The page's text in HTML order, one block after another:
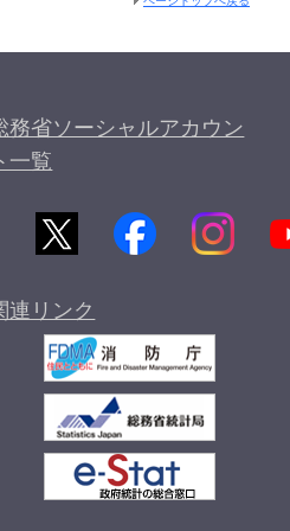
務省ソーシャルアカウン
一覧
連リンク